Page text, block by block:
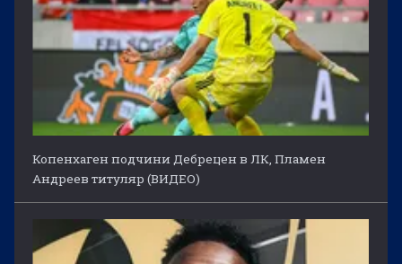
Копенхаген подчини Дебрецен в ЛК, Пламен
Андреев титуляр (ВИДЕО)